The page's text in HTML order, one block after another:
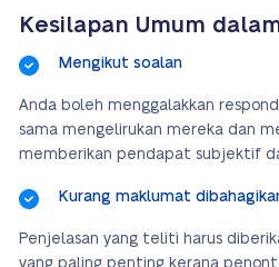
Kesilapan Umum
Mengikut soalan
Anda boleh menggalakkan
sama mengelirukan mereka dan
memberikan pendapat subjektif
Kurang maklumat
Penjelasan yang teliti harus